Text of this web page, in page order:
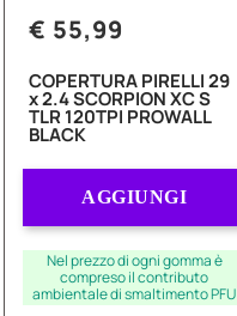
€ 55,99
COPERTURA PIRELLI 29
x 2.4 SCORPION XC S
TLR 120TPI PROWALL
BLACK
AGGIUNGI
Nel prezzo di ogni gomma è
compreso il contributo
ambientale di smaltimento PFU